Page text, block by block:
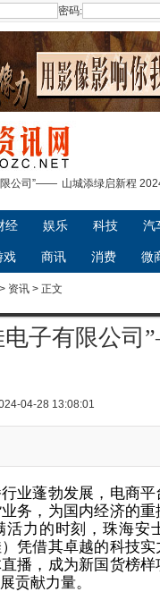
密码:
限公司”—— 山城添绿启新程
经 娱乐 科技 汽
戏 商讯 消费 微
> 资讯 > 正文
电子有限公
04-28 13:08:01
业蓬勃发展，电商
务，为国内经济的
力的时刻，珠海安
）凭借其卓越的科技
播，成为新国货榜样
贡献力量。